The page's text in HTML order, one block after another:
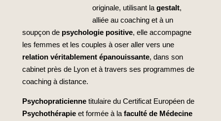
originale, utilisant la gestalt,
alliée au coaching et à un
soupçon depsychologie positive, elle accompagne
les femmes et les couples à oser aller vers une
relation véritablement épanouissante, dans son
cabinet près de Lyon et à travers ses programmes de
coaching à distance.
Psychopraticiennetitulaire du Certificat Européen de
Psychothérapieet formée à la faculté de Médecine